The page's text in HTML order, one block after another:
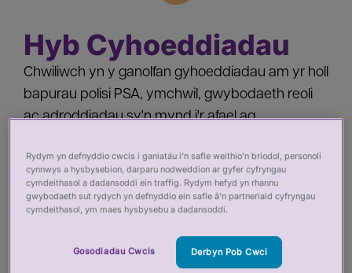
Hyb Cyhoeddiadau
Chwiliwch yn y ganolfan gyhoeddiadau am yr holl
bapurau polisi PSA, ymchwil, gwybodaeth reoli
ac adroddiadau sy'n mynd i'r afael ag
Mae hwn yn cael ei ddiweddaru'n rheolaidd.
Rydym yn defnyddio cwcis i ganiatáu i’n safle weithio’n briodol, personoli
cynnwys a hysbysebion, darparu nodweddion ar gyfer cyfryngau
cymdeithasol a dadansoddi ein traffig. Rydym hefyd yn rhannu
gwybodaeth sut rydych yn defnyddio ein safle â’n partneriaid cyfryngau
cymdeithasol, ym maes hysbysebu a dadansoddi.
Gosodiadau Cwcis Derbyn Pob Cwci